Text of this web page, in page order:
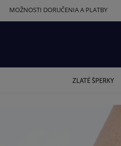
MOŽNOSTI DORUČENIA A PLATBY
ZLATÉ ŠPERKY